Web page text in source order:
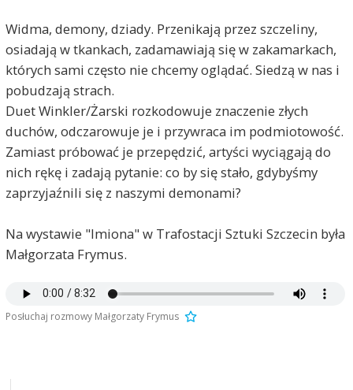
Widma, demony, dziady. Przenikają przez szczeliny,
osiadają w tkankach, zadamawiają się w zakamarkach,
których sami często nie chcemy oglądać. Siedzą w nas i
pobudzają strach.
Duet Winkler/Żarski rozkodowuje znaczenie złych
duchów, odczarowuje je i przywraca im podmiotowość.
Zamiast próbować je przepędzić, artyści wyciągają do
nich rękę i zadają pytanie: co by się stało, gdybyśmy
zaprzyjaźnili się z naszymi demonami?
Na wystawie "Imiona" w Trafostacji Sztuki Szczecin była
Małgorzata Frymus.
Posłuchaj rozmowy Małgorzaty Frymus